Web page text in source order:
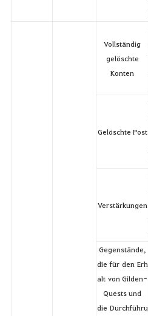
Vollständig
gelöschte
Konten
Gelöschte Post
Verstärkungen
Gegenstände,
die für den Erh
alt von Gilden-
Quests und
die Durchführu